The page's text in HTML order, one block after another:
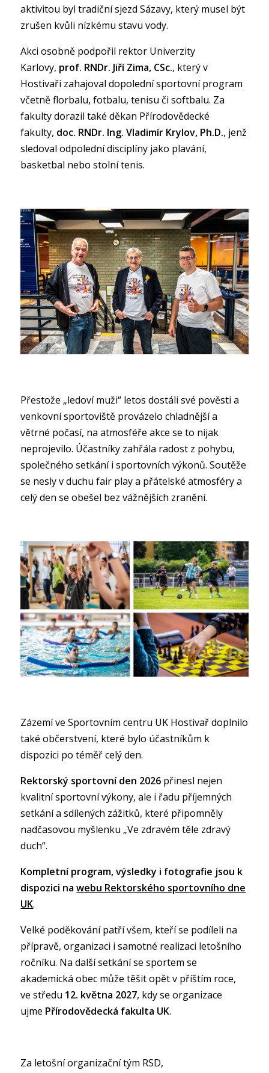
aktivitou byl tradiční sjezd Sázavy, který musel být
zrušen kvůli nízkému stavu vody.
Akci osobně podpořil rektor Univerzity
Karlovy, prof. RNDr. Jiří Zima, CSc., který v
Hostivaři zahajoval dopolední sportovní program
včetně florbalu, fotbalu, tenisu či softbalu. Za
fakulty dorazil také děkan Přírodovědecké
fakulty, doc. RNDr. Ing. Vladimír Krylov, Ph.D., jenž
sledoval odpolední disciplíny jako plavání,
basketbal nebo stolní tenis.
Přestože „ledoví muži“ letos dostáli své pověsti a
venkovní sportoviště provázelo chladnější a
větrné počasí, na atmosféře akce se to nijak
neprojevilo. Účastníky zahřála radost z pohybu,
společného setkání i sportovních výkonů. Soutěže
se nesly v duchu fair play a přátelské atmosféry a
celý den se obešel bez vážnějších zranění.
Zázemí ve Sportovním centru UK Hostivař doplnilo
také občerstvení, které bylo účastníkům k
dispozici po téměř celý den.
Rektorský sportovní den 2026 přinesl nejen
kvalitní sportovní výkony, ale i řadu příjemných
setkání a sdílených zážitků, které připomněly
nadčasovou myšlenku „Ve zdravém těle zdravý
duch“.
Kompletní program, výsledky i fotografie jsou k
dispozici na webu Rektorského sportovního dne
UK.
Velké poděkování patří všem, kteří se podíleli na
přípravě, organizaci i samotné realizaci letošního
ročníku. Na další setkání se sportem se
akademická obec může těšit opět v příštím roce,
ve středu 12. května 2027, kdy se organizace
ujme Přírodovědecká fakulta UK.
Za letošní organizační tým RSD,